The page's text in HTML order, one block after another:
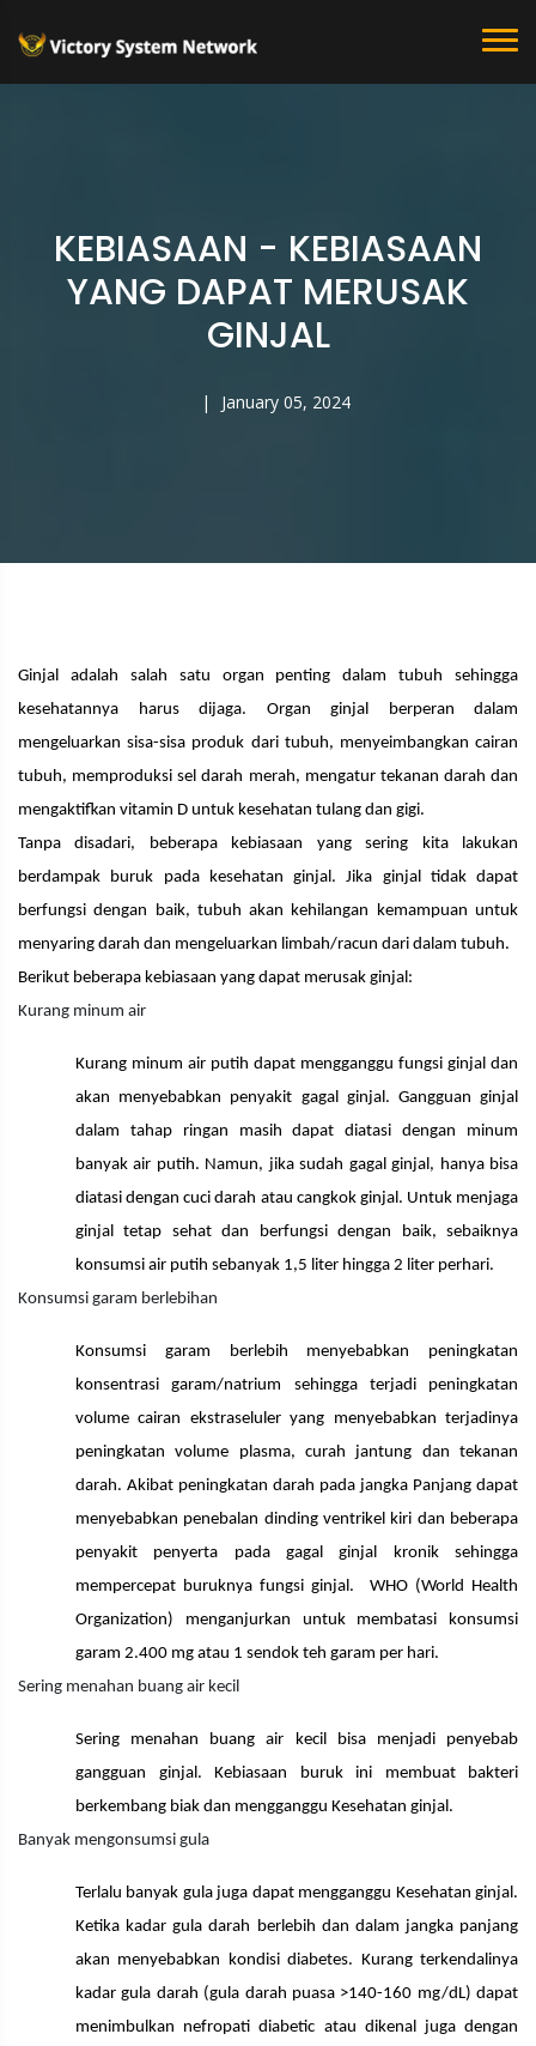
KEBIASAAN - KEBIASAAN
YANG DAPAT MERUSAK
GINJAL
January 05, 2024
Ginjal adalah salah satu organ penting dalam tubuh sehingga
kesehatannya harus dijaga. Organ ginjal berperan dalam
mengeluarkan sisa-sisa produk dari tubuh, menyeimbangkan cairan
tubuh, memproduksi sel darah merah, mengatur tekanan darah dan
mengaktifkan vitamin D untuk kesehatan tulang dan gigi.
Tanpa disadari, beberapa kebiasaan yang sering kita lakukan
berdampak buruk pada kesehatan ginjal. Jika ginjal tidak dapat
berfungsi dengan baik, tubuh akan kehilangan kemampuan untuk
menyaring darah dan mengeluarkan limbah/racun dari dalam tubuh.
Berikut beberapa kebiasaan yang dapat merusak ginjal:
Kurang minum air
Kurang minum air putih dapat mengganggu fungsi ginjal dan
akan menyebabkan penyakit gagal ginjal. Gangguan ginjal
dalam tahap ringan masih dapat diatasi dengan minum
banyak air putih. Namun, jika sudah gagal ginjal, hanya bisa
diatasi dengan cuci darah atau cangkok ginjal. Untuk menjaga
ginjal tetap sehat dan berfungsi dengan baik, sebaiknya
konsumsi air putih sebanyak 1,5 liter hingga 2 liter perhari.
Konsumsi garam berlebihan
Konsumsi garam berlebih menyebabkan peningkatan
konsentrasi garam/natrium sehingga terjadi peningkatan
volume cairan ekstraseluler yang menyebabkan terjadinya
peningkatan volume plasma, curah jantung dan tekanan
darah. Akibat peningkatan darah pada jangka Panjang dapat
menyebabkan penebalan dinding ventrikel kiri dan beberapa
penyakit penyerta pada gagal ginjal kronik sehingga
mempercepat buruknya fungsi ginjal. WHO (World Health
Organization) menganjurkan untuk membatasi konsumsi
garam 2.400 mg atau 1 sendok teh garam per hari.
Sering menahan buang air kecil
Sering menahan buang air kecil bisa menjadi penyebab
gangguan ginjal. Kebiasaan buruk ini membuat bakteri
berkembang biak dan mengganggu Kesehatan ginjal.
Banyak mengonsumsi gula
Terlalu banyak gula juga dapat mengganggu Kesehatan ginjal.
Ketika kadar gula darah berlebih dan dalam jangka panjang
akan menyebabkan kondisi diabetes. Kurang terkendalinya
kadar gula darah (gula darah puasa >140-160 mg/dL) dapat
menimbulkan nefropati diabetic atau dikenal juga dengan